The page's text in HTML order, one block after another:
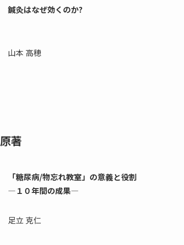
鍼灸はなぜ効くのか?
山本 高穂
原著
「糖尿病/物忘れ教室」の意義と役割
―１０年間の成果―
足立 克仁